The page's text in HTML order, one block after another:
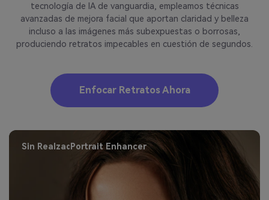
que la falta de claridad estropee tus recuerdos más preciados.
Nuestra herramienta para desenfocar imágenes te permite
restaurar la nitidez y definición de tus imágenes. Con 1 toque,
¡puedes hacer que tus fotos borrosas salgan claras al instante!
Desenfocar Imágenes Ahora